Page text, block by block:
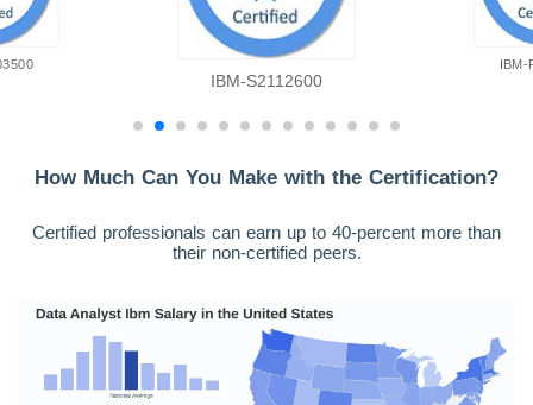
IBM-S2112600
IBM-
How Much Can You Make with the Certification?
Certified professionals can earn up to 40-percent more than
their non-certified peers.